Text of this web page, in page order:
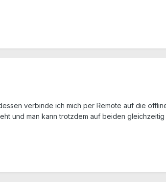
verbinde ich mich per Remote auf die
und man kann trotzdem auf beiden